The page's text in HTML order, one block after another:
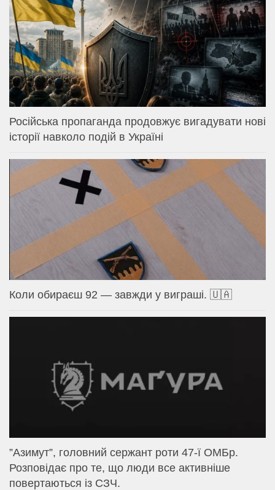
Російська пропаганда продовжує вигадувати нові
історії навколо подій в Україні
Коли обираєш 92 — завжди у виграші. 🇺🇦
⁨”Азимут”, головний сержант роти 47-ї ОМБр.
Розповідає про те, що люди все активніше
повертаються із СЗЧ.